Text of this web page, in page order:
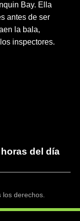
Bay. Ella
antes de ser
la bala,
inspectores.
del día
los derechos.